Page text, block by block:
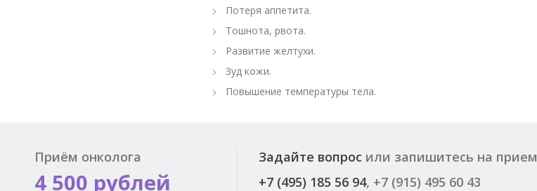
Потеря аппетита.
Тошнота, рвота.
Развитие желтухи.
Зуд кожи.
Повышение температуры тела.
Приём онколога
4 500 рублей
Задайте вопрос или запишитесь на прием
+7 (495) 185 56 94, +7 (915) 495 60 43